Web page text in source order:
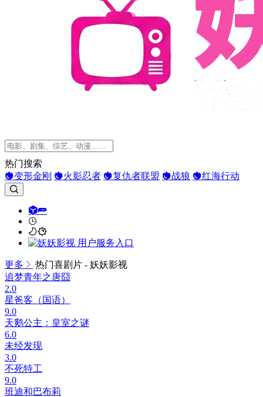
热门搜索
变形金刚
火影忍者 复仇者联盟 战狼 红海行动
更多
热门喜剧片 - 妖妖影视
追梦青年之唐囧
2.0
星爸客（国语）
9.0
天鹅公主：皇室之谜
6.0
未经发现
3.0
不死特工
9.0
班迪和巴布莉